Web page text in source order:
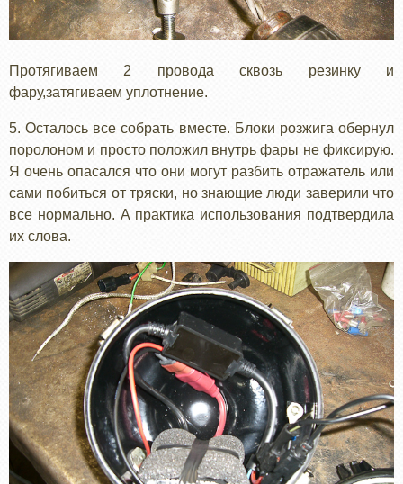
Протягиваем 2 провода сквозь резинку и
фару,затягиваем уплотнение.
5. Осталось все собрать вместе. Блоки розжига обернул
поролоном и просто положил внутрь фары не фиксирую.
Я очень опасался что они могут разбить отражатель или
сами побиться от тряски, но знающие люди заверили что
все нормально. А практика использования подтвердила
их слова.